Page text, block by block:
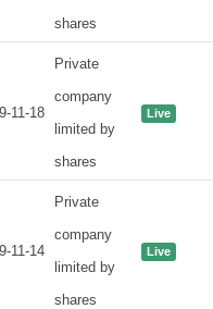
shares
11-18
Private
company
limited by
shares
Live
11-14
Private
company
limited by
shares
Live